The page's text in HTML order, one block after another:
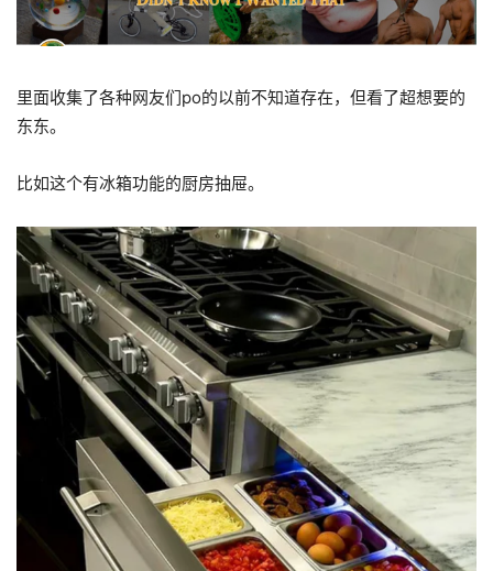
里面收集了各种网友们po的以前不知道存在，但看了超想要的
东东。
比如这个有冰箱功能的厨房抽屉。